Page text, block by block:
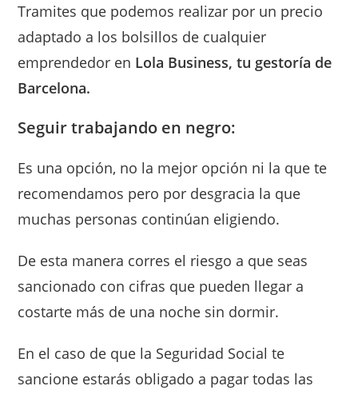
Tramites que podemos realizar por un precio
adaptado a los bolsillos de cualquier
emprendedor en Lola Business, tu gestoría de
Barcelona.
Seguir trabajando en negro:
Es una opción, no la mejor opción ni la que te
recomendamos pero por desgracia la que
muchas personas continúan eligiendo.
De esta manera corres el riesgo a que seas
sancionado con cifras que pueden llegar a
costarte más de una noche sin dormir.
En el caso de que la Seguridad Social te
sancione estarás obligado a pagar todas las